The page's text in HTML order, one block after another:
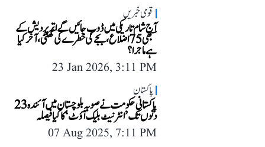
قومی خبریں
آج شام تاریکی میں ڈوب جائیں گے اتر پردیش کے
سبھی 75 اضلاع، بجے گی خطرے کی گھنٹی، آخر کیا
ہے ماجرا؟
23 Jan 2026, 3:11 PM
پاکستان
پاکستانی حکومت نے صوبہ بلوچستان میں آئندہ 23
دنوں تک ’انٹرنیٹ بلیک آؤٹ‘ کا کیا فیصلہ
07 Aug 2025, 7:11 PM